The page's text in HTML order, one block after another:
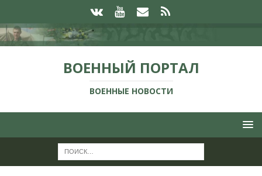
ВОЕННЫЙ ПОРТАЛ
ВОЕННЫЕ НОВОСТИ